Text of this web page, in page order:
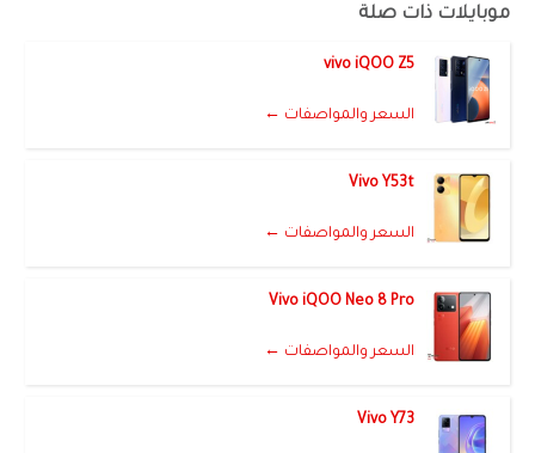
موبايلات ذات صلة
vivo iQOO Z5
السعر والمواصفات ←
Vivo Y53t
السعر والمواصفات ←
Vivo iQOO Neo 8 Pro
السعر والمواصفات ←
Vivo Y73